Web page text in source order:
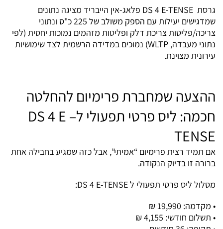
גרסת DS 4 E-TENSE פלאג-אין הייבריד מציגה נתונים
שמדגישים יעילות עם הספק משולב של 225 כ"ס ונתוני
צריכה/פליטות צריכת דלק ופליטות מזהמים נמוכות יחסית (לפי
נתוני מעבדה, WLTP) נמוכים במדידה הרשמית לצד שימושיות
עירונית מצוינת.
ההצעה שמחברת פרימיום להחלטה
חכמה: ליס פרטי תפעולי ל–
DS 4 E
TENSE
אם תמיד רצית פרימיום “אמיתי”, אבל כזה שמגיע בחבילה אחת
ברורה זו בדיוק הנקודה.
מסלול ליס פרטי תפעולי ל DS 4 E-TENSE:
• מקדמה: 19,990 ₪
• תשלום חודשי: 4,155 ₪